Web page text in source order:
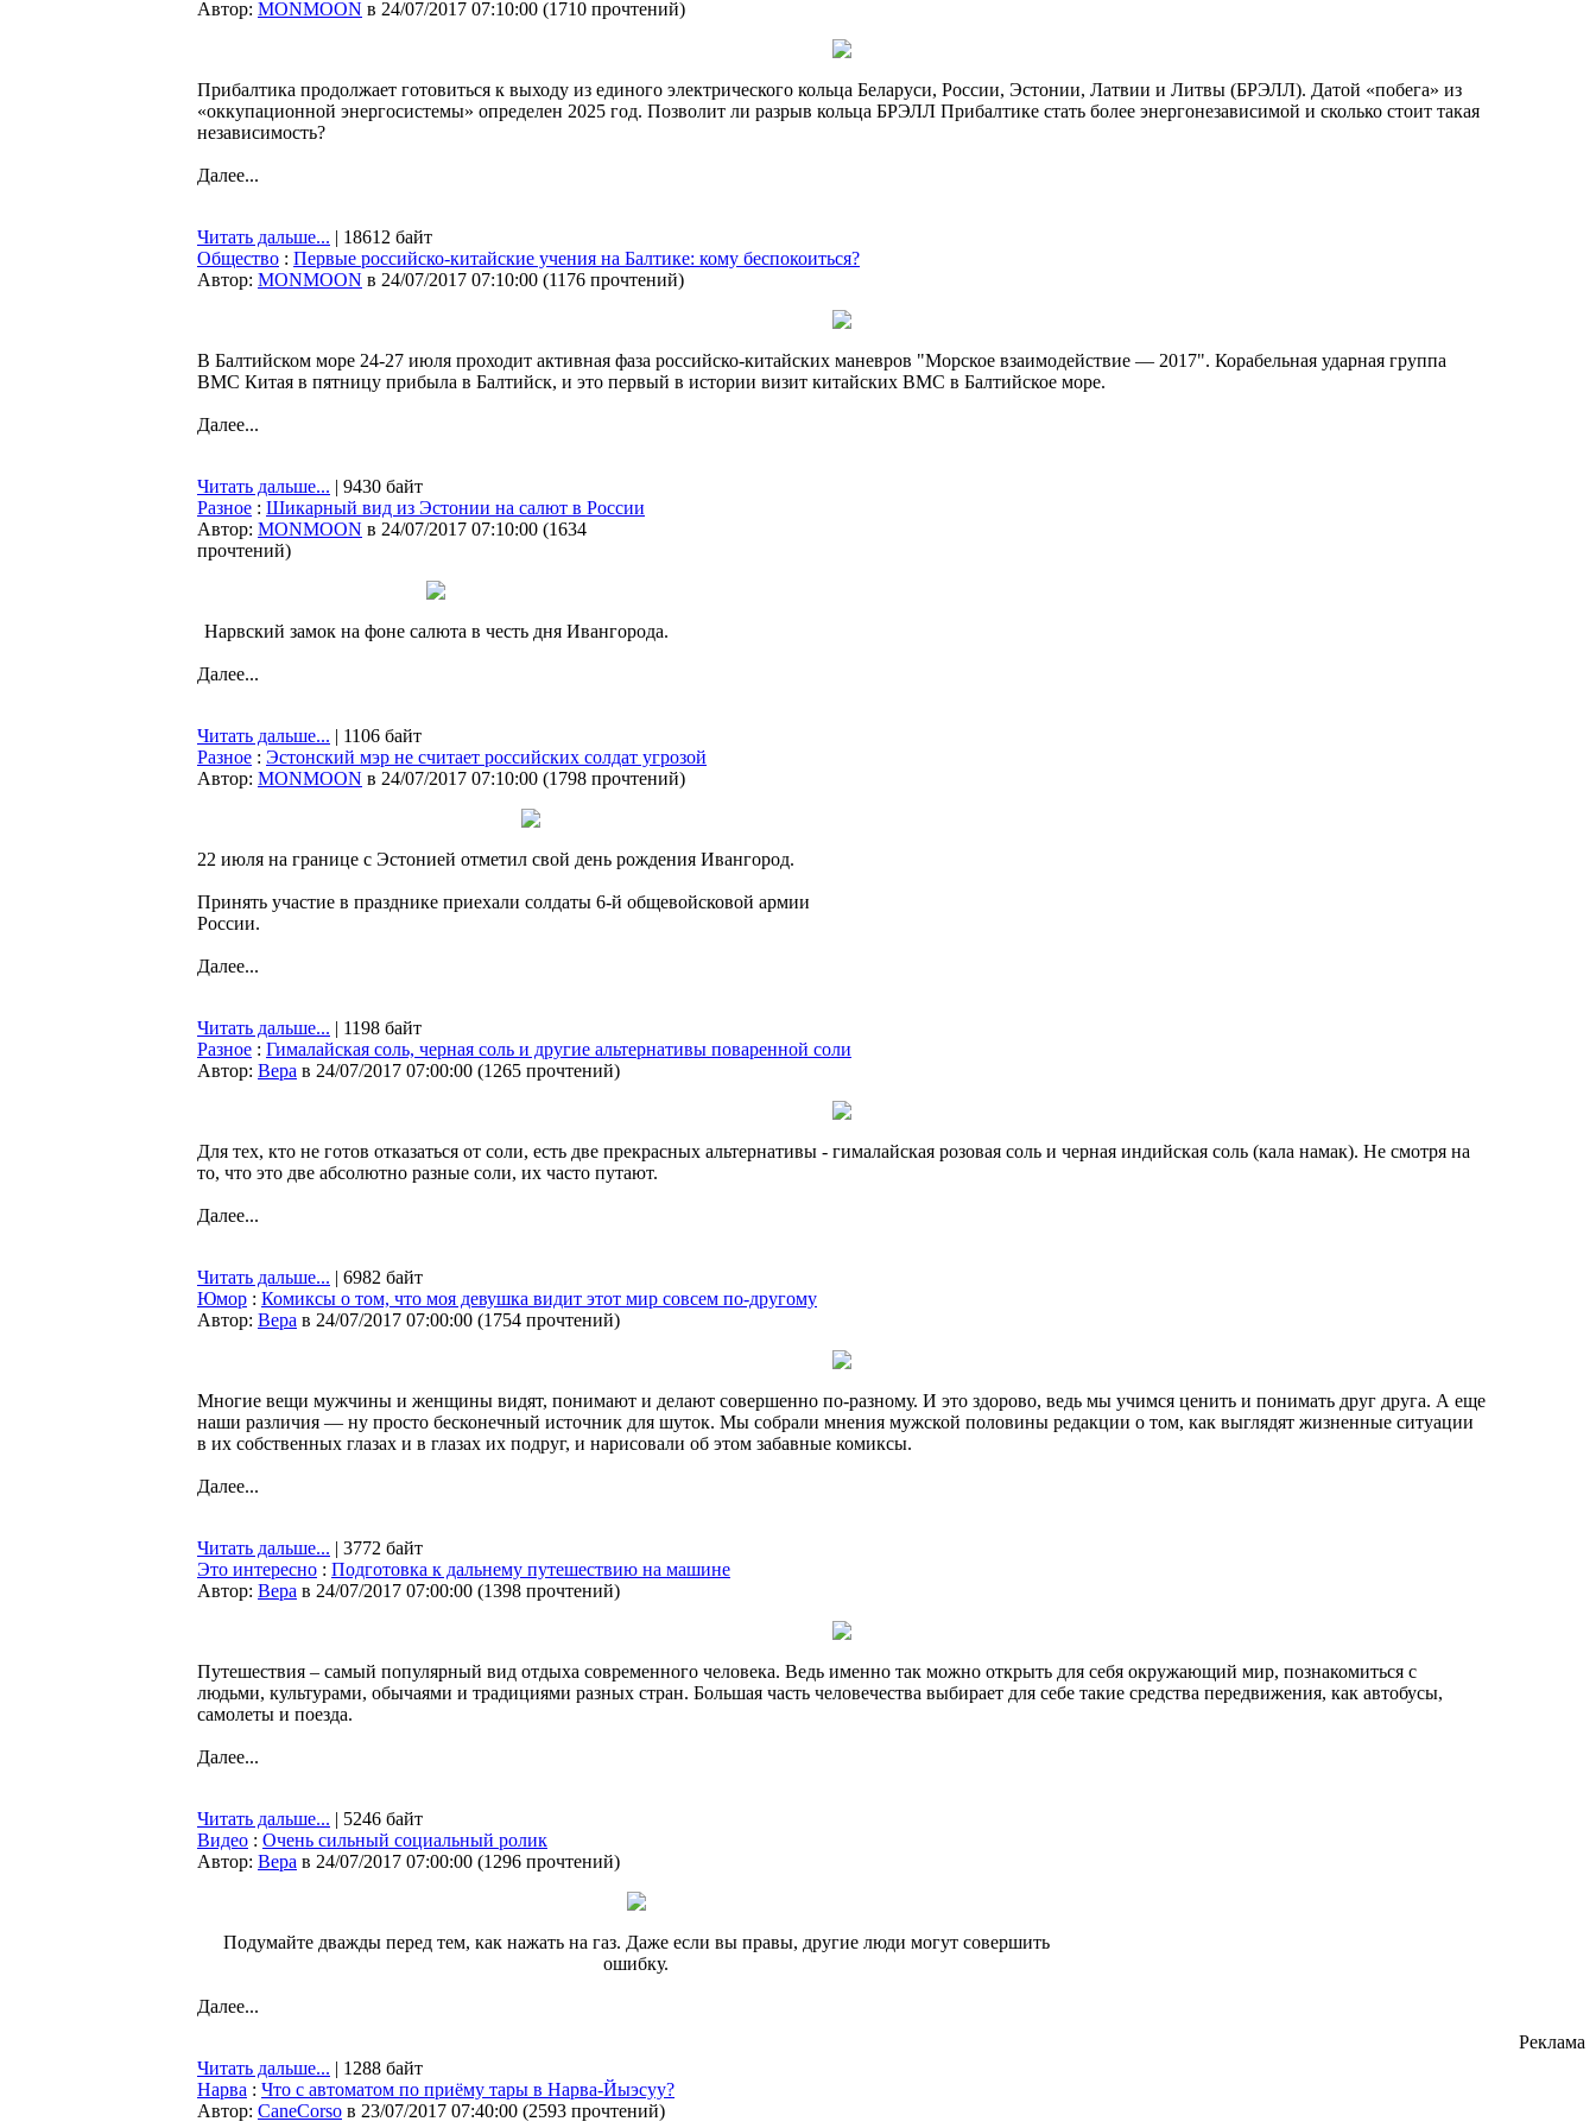
Автор: MONMOON в 24/07/2017 07:10:00 (1710 прочтений)
Прибалтика продолжает готовиться к выходу из единого электрического кольца Беларуси, России, Эстонии, Латвии и Литвы (БРЭЛЛ). Датой «побега» из
«оккупационной энергосистемы» определен 2025 год. Позволит ли разрыв кольца БРЭЛЛ Прибалтике стать более энергонезависимой и сколько стоит такая
независимость?
Далее...
Читать дальше... | 18612 байт
Общество : Первые российско-китайские учения на Балтике: кому беспокоиться?
Автор: MONMOON в 24/07/2017 07:10:00 (1176 прочтений)
В Балтийском море 24-27 июля проходит активная фаза российско-китайских маневров "Морское взаимодействие — 2017". Корабельная ударная группа
ВМС Китая в пятницу прибыла в Балтийск, и это первый в истории визит китайских ВМС в Балтийское море.
Далее...
Читать дальше... | 9430 байт
Разное : Шикарный вид из Эстонии на салют в России
Автор: MONMOON в 24/07/2017 07:10:00 (1634
прочтений)
Нарвский замок на фоне салюта в честь дня Ивангорода.
Далее...
Читать дальше... | 1106 байт
Разное : Эстонский мэр не считает российских солдат угрозой
Автор: MONMOON в 24/07/2017 07:10:00 (1798 прочтений)
22 июля на границе с Эстонией отметил свой день рождения Ивангород.
Принять участие в празднике приехали солдаты 6-й общевойсковой армии
России.
Далее...
Читать дальше... | 1198 байт
Разное : Гималайская соль, черная соль и другие альтернативы поваренной соли
Автор: Bepa в 24/07/2017 07:00:00 (1265 прочтений)
Для тех, кто не готов отказаться от соли, есть две прекрасных альтернативы - гималайская розовая соль и черная индийская соль (кала намак). Не смотря на
то, что это две абсолютно разные соли, их часто путают.
Далее...
Читать дальше... | 6982 байт
Юмор : Комиксы о том, что моя девушка видит этот мир совсем по-другому
Автор: Bepa в 24/07/2017 07:00:00 (1754 прочтений)
Многие вещи мужчины и женщины видят, понимают и делают совершенно по-разному. И это здорово, ведь мы учимся ценить и понимать друг друга. А еще
наши различия — ну просто бесконечный источник для шуток. Мы собрали мнения мужской половины редакции о том, как выглядят жизненные ситуации
в их собственных глазах и в глазах их подруг, и нарисовали об этом забавные комиксы.
Далее...
Читать дальше... | 3772 байт
Это интересно : Подготовка к дальнему путешествию на машине
Автор: Bepa в 24/07/2017 07:00:00 (1398 прочтений)
Путешествия – самый популярный вид отдыха современного человека. Ведь именно так можно открыть для себя окружающий мир, познакомиться с
людьми, культурами, обычаями и традициями разных стран. Большая часть человечества выбирает для себе такие средства передвижения, как автобусы,
самолеты и поезда.
Далее...
Читать дальше... | 5246 байт
Видео : Очень сильный социальный ролик
Автор: Bepa в 24/07/2017 07:00:00 (1296 прочтений)
Подумайте дважды перед тем, как нажать на газ. Даже если вы правы, другие люди могут совершить
ошибку.
Далее...
Читать дальше... | 1288 байт
Нарва : Что с автоматом по приёму тары в Нарва-Йыэсуу?
Автор: CaneCorso в 23/07/2017 07:40:00 (2593 прочтений)
Реклама